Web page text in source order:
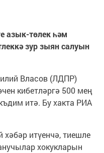
азык-төлек һәм
зур зыян салуын
Власов (ЛДПР)
кибетләргә 500 мең
итә. Бу хакта РИА
итүенчә, тиешле
хокукларын